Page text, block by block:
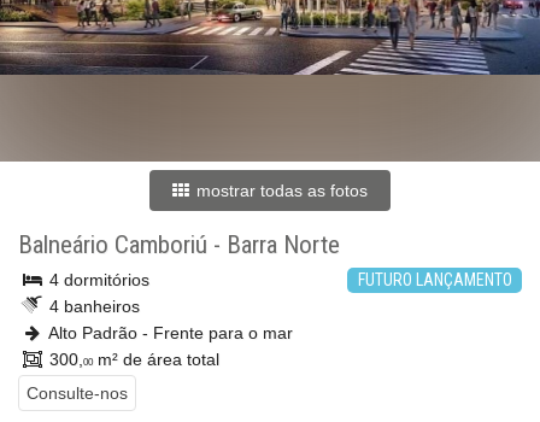
mostrar todas as fotos
Balneário Camboriú - Barra Norte
FUTURO LANÇAMENTO
4 dormitórios
4 banheiros
Alto Padrão - Frente para o mar
300, 00m² de área total
Consulte-nos